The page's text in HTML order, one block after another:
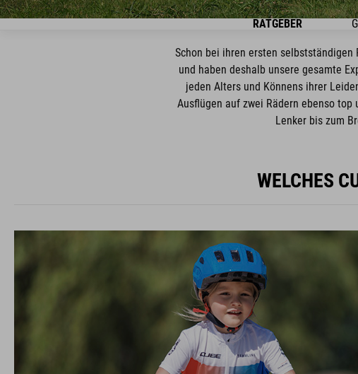
RATGEBER
Schon bei ihren ersten selbstständigen
und haben deshalb unsere gesamte
jeden Alters und Könnens ihrer
Ausflügen auf zwei Rädern ebenso
Lenker bis zum
WELCHES